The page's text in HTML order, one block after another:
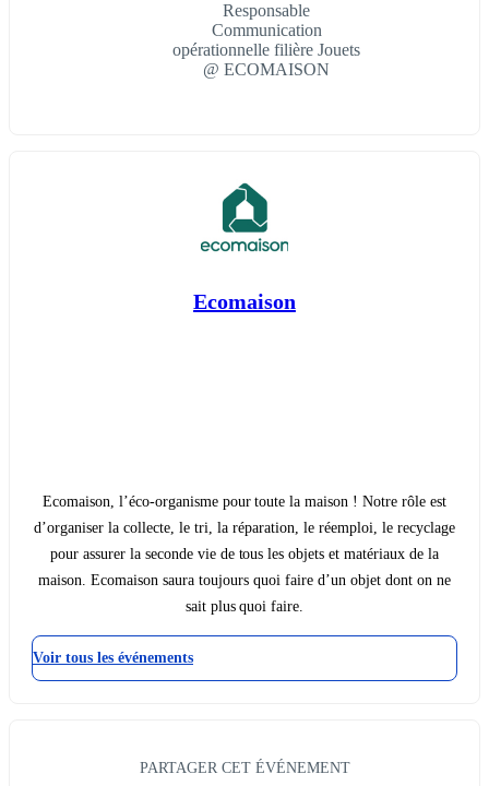
Responsable
Communication
opérationnelle filière Jouets
@ ECOMAISON
Ecomaison
Ecomaison, l’éco-organisme pour toute la maison ! Notre rôle est
d’organiser la collecte, le tri, la réparation, le réemploi, le recyclage
pour assurer la seconde vie de tous les objets et matériaux de la
maison. Ecomaison saura toujours quoi faire d’un objet dont on ne
sait plus quoi faire.
Voir tous les événements
PARTAGER CET ÉVÉNEMENT